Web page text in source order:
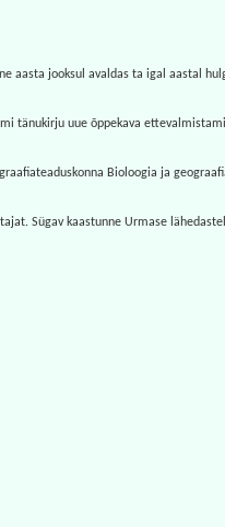
aasta jooksul avaldas ta igal aastal
uue õppekava
Bioloogia ja
Sügav kaastunne Urmase